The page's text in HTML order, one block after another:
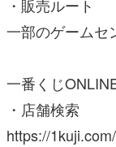
・販売ルー
一部のゲームセ
一番く
一番くじ
・店舗
https://